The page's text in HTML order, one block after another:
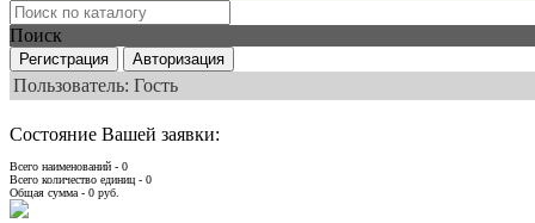
Поиск
Пользователь: Гость
Состояние Вашей заявки:
Всего наименований - 0
Всего количество единиц - 0
Общая сумма - 0 руб.